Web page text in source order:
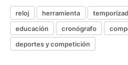
reloj herramienta
educación
cronógrafo
deportes y competición